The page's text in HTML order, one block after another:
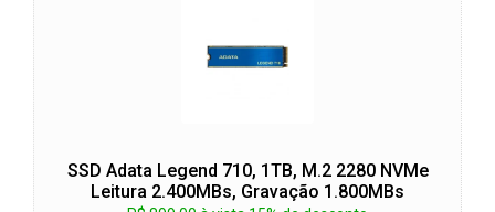
SSD Adata Legend 710, 1TB, M.2 2280 NVMe
Leitura 2.400MBs, Gravação 1.800MBs